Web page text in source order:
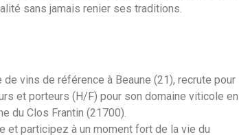
sans jamais renier ses traditions.
vins de référence à Beaune (21), recrute pour
et porteurs (H/F) pour son domaine viticole en
du Clos Frantin (21700).
et participez à un moment fort de la vie du